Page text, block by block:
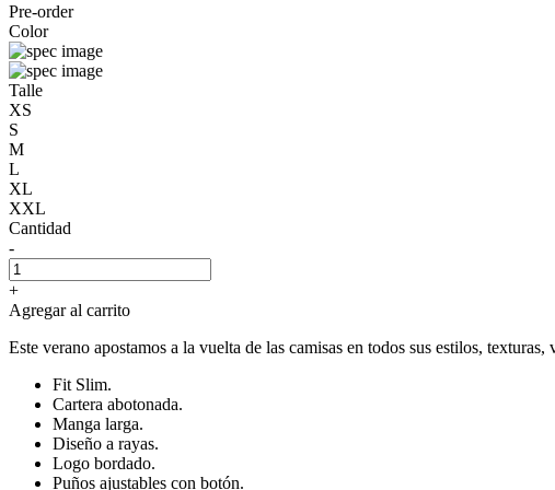
Pre-order
Color
Talle
XS
S
M
L
XL
XXL
Cantidad
-
+
Agregar al carrito
Este verano apostamos a la vuelta de las camisas en todos sus estilos, texturas,
Fit Slim.
Cartera abotonada.
Manga larga.
Diseño a rayas.
Logo bordado.
Puños ajustables con botón.